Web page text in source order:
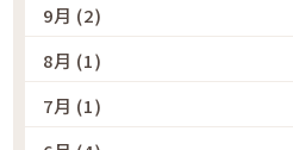
9月 (2)
8月 (1)
7月 (1)